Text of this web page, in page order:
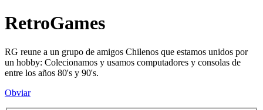
RetroGames
RG reune a un grupo de amigos Chilenos que estamos unidos por
un hobby: Colecionamos y usamos computadores y consolas de
entre los años 80's y 90's.
Obviar